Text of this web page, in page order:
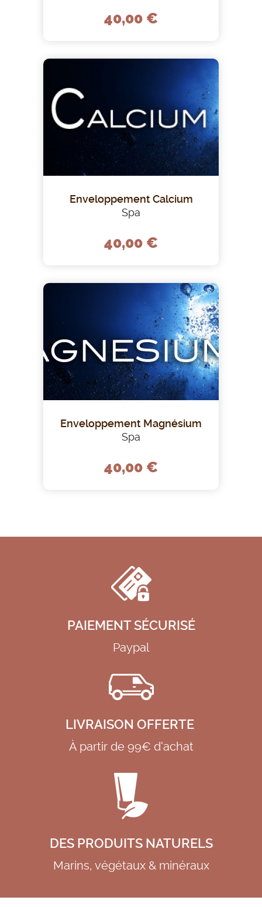
40,00 €
Enveloppement Calcium
Spa
40,00 €
Enveloppement Magnésium
Spa
40,00 €
PAIEMENT SÉCURISÉ
Paypal
LIVRAISON OFFERTE
À partir de 99€ d'achat
DES PRODUITS NATURELS
Marins, végétaux & minéraux